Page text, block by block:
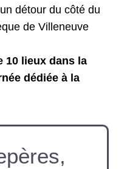
détour du côté du
de Villeneuve
10 lieux dans la
dédiée à la